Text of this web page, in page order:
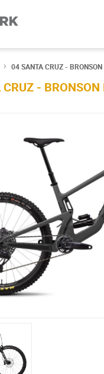
04 SANTA CRUZ -
CRUZ -